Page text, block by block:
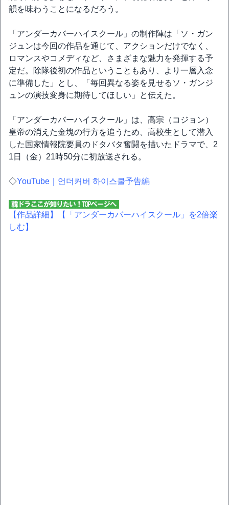
韻を味わうことになるだろう。
「アンダーカバーハイスクール」の制作陣は「ソ・ガン
ジュンは今回の作品を通じて、アクションだけでなく、
ロマンスやコメディなど、さまざまな魅力を発揮する予
定だ。除隊後初の作品ということもあり、より一層入念
に準備した」とし、「毎回異なる姿を見せるソ・ガンジ
ュンの演技変身に期待してほしい」と伝えた。
「アンダーカバーハイスクール」は、高宗（コジョン）
皇帝の消えた金塊の行方を追うため、高校生として潜入
した国家情報院要員のドタバタ奮闘を描いたドラマで、2
1日（金）21時50分に初放送される。
◇YouTube｜언더커버 하이스쿨予告編
【作品詳細】
【「アンダーカバーハイスクール」を2倍楽
しむ】